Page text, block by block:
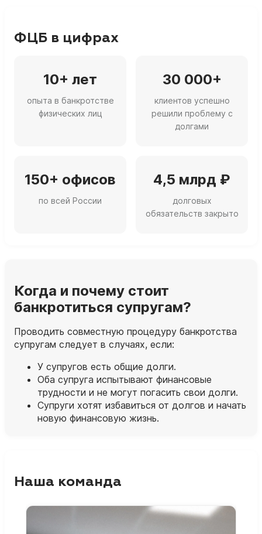
ФЦБ в цифрах
10+ лет
опыта в банкротстве
физических лиц
30 000+
клиентов успешно
решили проблему с
долгами
150+ офисов
по всей России
4,5 млрд ₽
долговых
обязательств закрыто
Когда и почему стоит
банкротиться супругам?
Проводить совместную процедуру банкротства
супругам следует в случаях, если:
У супругов есть общие долги.
Оба супруга испытывают финансовые
трудности и не могут погасить свои долги.
Супруги хотят избавиться от долгов и начать
новую финансовую жизнь.
Наша команда